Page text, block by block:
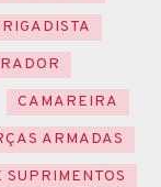
CAMAREIRA
ARMADAS